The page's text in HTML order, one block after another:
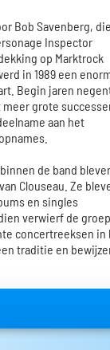
Bob Savenberg,
Inspector
op Marktrock
in 1989 een
Begin jaren
grote
aan het
de band
Clouseau. Ze
en singles
verwierf de groep
concertreeksen in
traditie en